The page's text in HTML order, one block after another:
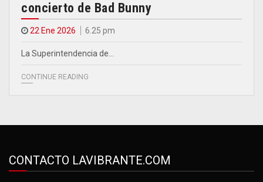
concierto de Bad Bunny
22 Ene 2026 6.25 pm
La Superintendencia de…
CONTINUE READING
CONTACTO LAVIBRANTE.COM